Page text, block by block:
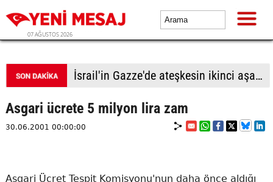
07 AĞUSTOS 2026
Türk lirası kıskaçta
Asgari ücrete 5 milyon lira zam
30.06.2001 00:00:00
Asgari Ücret Tespit Komisyonu'nun daha önce aldığı